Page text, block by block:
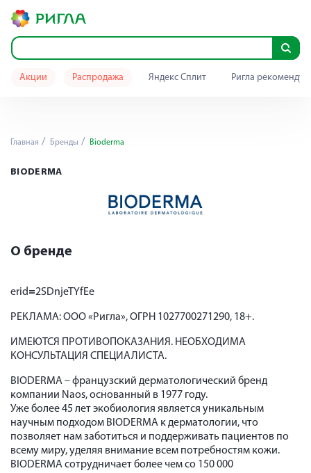
Акции Распродажа Яндекс Сплит Ригла
Главная Бренды Bioderma
BIODERMA
О бренде
erid=2SDnjeTYfEe
РЕКЛАМА: ООО «Ригла», ОГРН 1027700271290, 18+.
ИМЕЮТСЯ ПРОТИВОПОКАЗАНИЯ. НЕОБХОДИМА
КОНСУЛЬТАЦИЯ СПЕЦИАЛИСТА.
BIODERMA – французский дерматологический бренд
компании Naos, основанный в 1977 году.
Уже более 45 лет экобиология является уникальным
научным подходом BIODERMA к дерматологии, что
позволяет нам заботиться и поддерживать пациентов по
всему миру, уделяя внимание всем потребностям кожи.
BIODERMA сотрудничает более чем со 150 000